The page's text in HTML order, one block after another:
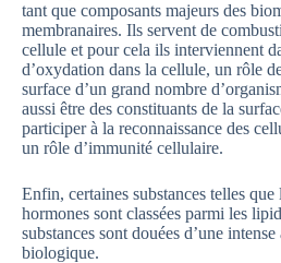
tant que composants majeurs des
membranaires. Ils servent de
cellule et pour cela ils interviennent
d’oxydation dans la cellule, un rôle
surface d’un grand nombre
aussi être des constituants de la
participer à la reconnaissance des
un rôle d’immunité cellulaire.
Enfin, certaines substances telles que
hormones sont classées parmi les
substances sont douées d’une
biologique.